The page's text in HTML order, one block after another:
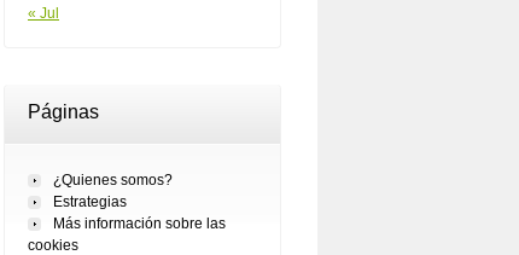
« Jul
Páginas
¿Quienes somos?
Estrategias
Más información sobre las
cookies